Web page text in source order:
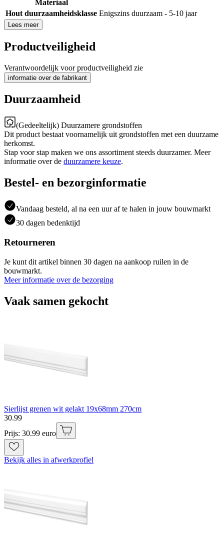
Materiaal
Hout duurzaamheidsklasse Enigszins duurzaam - 5-10 jaar
Lees meer
Productveiligheid
Verantwoordelijk voor productveiligheid zie
informatie over de fabrikant
Duurzaamheid
(Gedeeltelijk) Duurzamere grondstoffen
Dit product bestaat voornamelijk uit grondstoffen met een duurzame
herkomst.
Stap voor stap maken we ons assortiment steeds duurzamer. Meer
informatie over de duurzamere keuze.
Bestel- en bezorginformatie
Vandaag besteld, al na een uur af te halen in jouw bouwmarkt
30 dagen bedenktijd
Retourneren
Je kunt dit artikel binnen 30 dagen na aankoop ruilen in de
bouwmarkt.
Meer informatie over de bezorging
Vaak samen gekocht
Sierlijst grenen wit gelakt 19x68mm 270cm
30.99
Prijs: 30.99 euro
Bekijk alles in afwerkprofiel